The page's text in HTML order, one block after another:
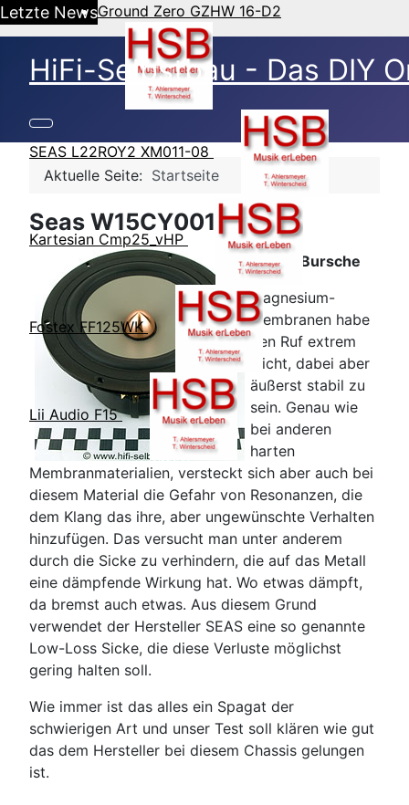
Letzte NewsGround Zero GZHW 16-D2
SEAS L22ROY2 XM011-08
Kartesian Cmp25_vHP
Fostex FF125WK
Lii Audio F15
HiFi-Selbstbau - Das DIY
Aktuelle Seite: Startseite
Seas W15CY001
Harter Bursche
Magnesium-
Membranen habe
den Ruf extrem
leicht, dabei aber
äußerst stabil zu
sein. Genau wie
bei anderen
harten
Membranmaterialien, versteckt sich aber auch bei
diesem Material die Gefahr von Resonanzen, die
dem Klang das ihre, aber ungewünschte Verhalten
hinzufügen. Das versucht man unter anderem
durch die Sicke zu verhindern, die auf das Metall
eine dämpfende Wirkung hat. Wo etwas dämpft,
da bremst auch etwas. Aus diesem Grund
verwendet der Hersteller SEAS eine so genannte
Low-Loss Sicke, die diese Verluste möglichst
gering halten soll.
Wie immer ist das alles ein Spagat der
schwierigen Art und unser Test soll klären wie gut
das dem Hersteller bei diesem Chassis gelungen
ist.